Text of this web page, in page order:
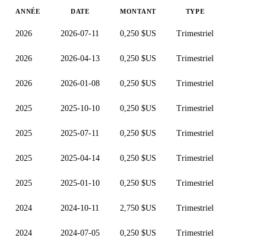
ANNÉE DATE MONTANT TYPE
2026 2026-07-11 0,250 $US Trimestriel
2026 2026-04-13 0,250 $US Trimestriel
2026 2026-01-08 0,250 $US Trimestriel
2025 2025-10-10 0,250 $US Trimestriel
2025 2025-07-11 0,250 $US Trimestriel
2025 2025-04-14 0,250 $US Trimestriel
2025 2025-01-10 0,250 $US Trimestriel
2024 2024-10-11 2,750 $US Trimestriel
2024 2024-07-05 0,250 $US Trimestriel